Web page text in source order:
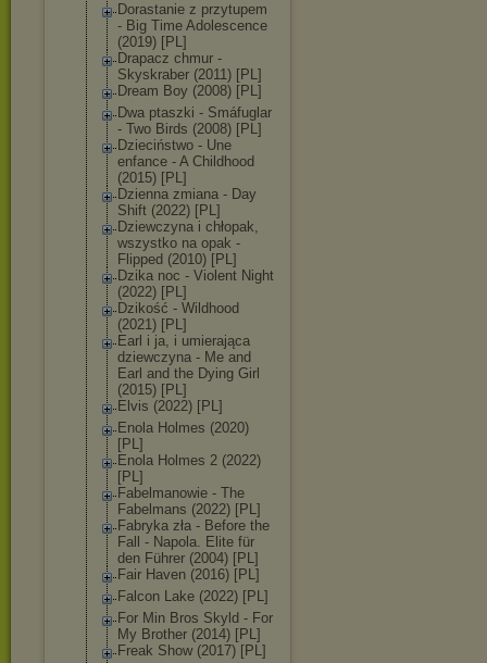
Dorastanie z przytupem
- Big Time Adolescence
(2019) [PL]
Drapacz chmur -
Skyskraber (2011) [PL]
Dream Boy (2008) [PL]
Dwa ptaszki - Smáfuglar
- Two Birds (2008) [PL]
Dzieciństwo - Une
enfance - A Childhood
(2015) [PL]
Dzienna zmiana - Day
Shift (2022) [PL]
Dziewczyna i chłopak,
wszystko na opak -
Flipped (2010) [PL]
Dzika noc - Violent Night
(2022) [PL]
Dzikość - Wildhood
(2021) [PL]
Earl i ja, i umierająca
dziewczyna - Me and
Earl and the Dying Girl
(2015) [PL]
Elvis (2022) [PL]
Enola Holmes (2020)
[PL]
Enola Holmes 2 (2022)
[PL]
Fabelmanowie - The
Fabelmans (2022) [PL]
Fabryka zła - Before the
Fall - Napola. Elite für
den Führer (2004) [PL]
Fair Haven (2016) [PL]
Falcon Lake (2022) [PL]
For Min Bros Skyld - For
My Brother (2014) [PL]
Freak Show (2017) [PL]